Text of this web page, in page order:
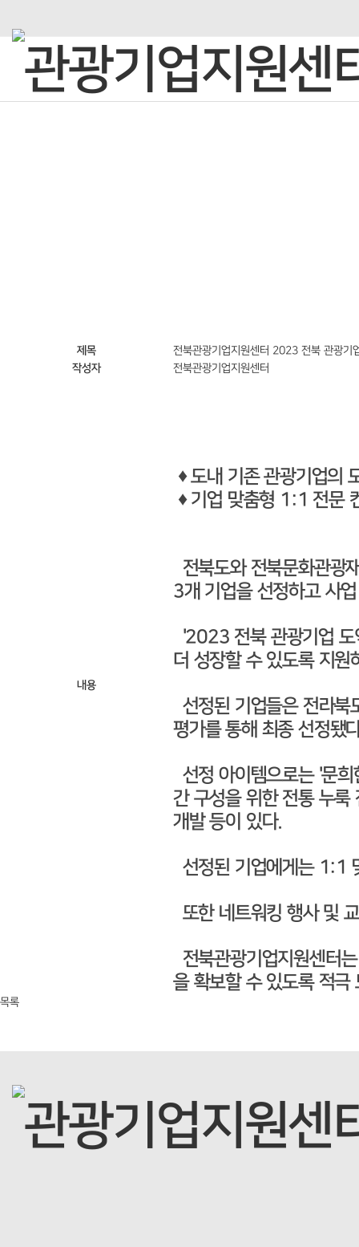
제목 전북관광기업지원센터 2023 전북 관광
작성자 전북관광기업지원센터
내용
♦ 도내 기존 관광기업의
♦ 기업 맞춤형 1:1 전문
전북도와 전북문화관광
3개 기업을 선정하고 사
'2023 전북 관광기업 도
더 성장할 수 있도록 지원
선정된 기업들은 전라북
평가를 통해 최종 선정됐
선정 아이템으로는 '문
간 구성을 위한 전통 누룩
개발 등이 있다.
선정된 기업에게는 1:1
또한 네트워킹 행사 및
전북관광기업지원센터
을 확보할 수 있도록 적극
목록